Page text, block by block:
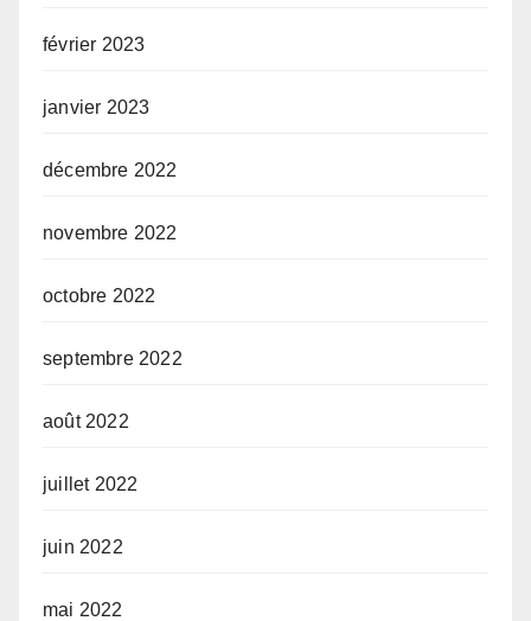
février 2023
janvier 2023
décembre 2022
novembre 2022
octobre 2022
septembre 2022
août 2022
juillet 2022
juin 2022
mai 2022